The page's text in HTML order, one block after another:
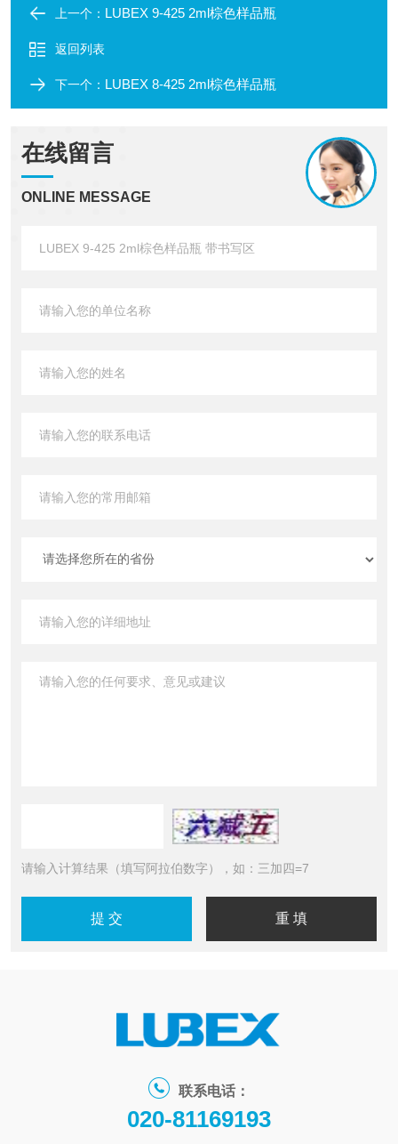
上一个： LUBEX 9-425 2ml棕色样品瓶
返回列表
下一个： LUBEX 8-425 2ml棕色样品瓶
在线留言
ONLINE MESSAGE
请输入计算结果（填写阿拉伯数字），如：三加四=7
联系电话：
020-81169193